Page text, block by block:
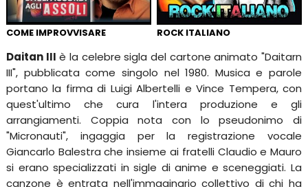
COME IMPROVVISARE ROCK ITALIANO
Daitan III è la celebre sigla del cartone animato "Daitarn
III", pubblicata come singolo nel 1980. Musica e parole
portano la firma di Luigi Albertelli e Vince Tempera, con
quest'ultimo che cura l'intera produzione e gli
arrangiamenti. Coppia nota con lo pseudonimo di
"Micronauti", ingaggia per la registrazione vocale
Giancarlo Balestra che insieme ai fratelli Claudio e Mauro
si erano specializzati in sigle di anime e sceneggiati. La
canzone è entrata nell'immaginario collettivo di chi ha